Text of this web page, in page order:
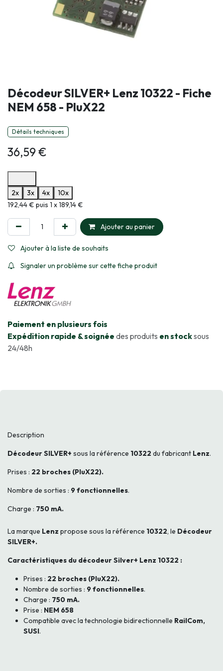
Décodeur SILVER+ Lenz 10322 - Fiche
NEM 658 - PluX22
Détails techniques
36,59€
2x
3x 4x
10x
Informations sur le plan de paiement sélectionné
192,44 € puis 1 x 189,14 €
Ajouter au panier
Ajouter à la liste de souhaits
Signaler un problème sur cette fiche produit
​Paiement en plusieurs fois
Expédition rapide & soignée des produits en stocksous
24/48h
Description
Décodeur SILVER+ sous la référence 10322 du fabricant Lenz.
Prises : 22 broches (PluX22).
Nombre de sorties : 9 fonctionnelles.
Charge : 750 mA.
La marque Lenz propose sous la référence 10322, le Décodeur
SILVER+.
Caractéristiques du décodeur Silver+ Lenz 10322 :
Prises : 22 broches (PluX22).
Nombre de sorties : 9 fonctionnelles.
Charge : 750 mA.
Prise : NEM 658
Compatible avec la technologie bidirectionnelle RailCom,
SUSI.